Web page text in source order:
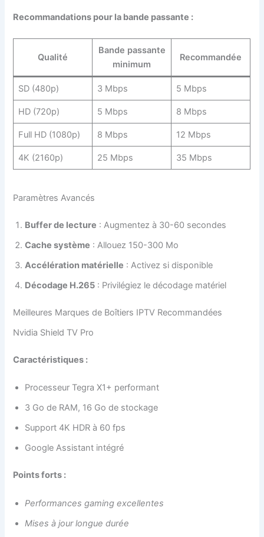
Recommandations pour la bande passante :
Qualité
Bande passante
minimum
Recommandée
SD (480p) 3 Mbps 5 Mbps
HD (720p) 5 Mbps 8 Mbps
Full HD (1080p) 8 Mbps 12 Mbps
4K (2160p) 25 Mbps 35 Mbps
Paramètres Avancés
Buffer de lecture : Augmentez à 30-60 secondes
Cache système : Allouez 150-300 Mo
Accélération matérielle : Activez si disponible
Décodage H.265 : Privilégiez le décodage matériel
Meilleures Marques de Boîtiers IPTV Recommandées
Nvidia Shield TV Pro
Caractéristiques :
Processeur Tegra X1+ performant
3 Go de RAM, 16 Go de stockage
Support 4K HDR à 60 fps
Google Assistant intégré
Points forts :
Performances gaming excellentes
Mises à jour longue durée